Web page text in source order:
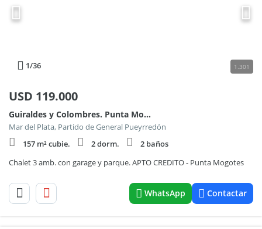
1/36 1.301
USD 119.000
Guiraldes y Colombres. Punta Mogotes
Mar del Plata, Partido de General Pueyrredón
157 m² cubie.
2 dorm.
2 baños
Chalet 3 amb. con garage y parque. APTO CREDITO - Punta Mogotes
WhatsApp Contactar